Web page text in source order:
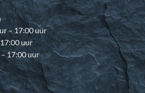
– 17:00 uur
uur
17:00 uur